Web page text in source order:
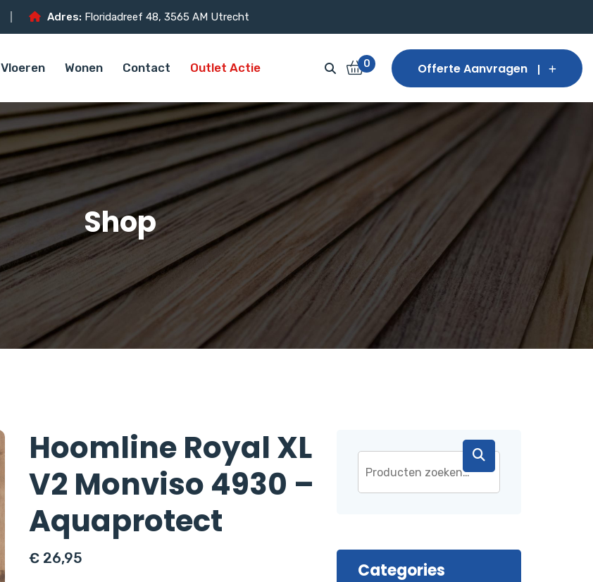
Adres: Floridadreef 48, 3565 AM Utrecht
Vloeren Wonen Contact Outlet Actie 0 Offerte Aanvragen
Shop
Hoomline Royal XL
V2 Monviso 4930 –
Aquaprotect
€26,95
Categories